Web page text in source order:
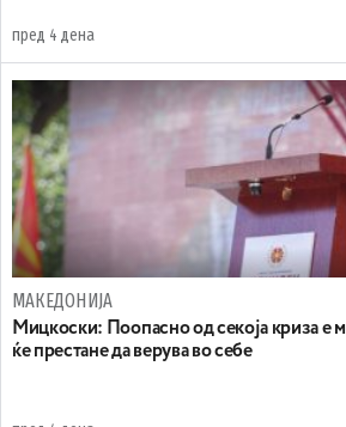
пред 4 дена
МАКЕДОНИЈА
Мицкоски: Поопасно од секоја криза е
ќе престане да верува во себе